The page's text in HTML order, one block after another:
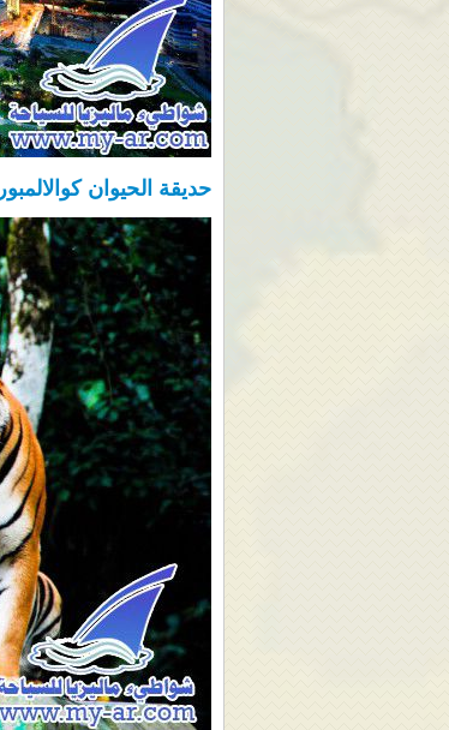
حديقة الحيوان كوالالمبور Zoo Kuala Lumpur